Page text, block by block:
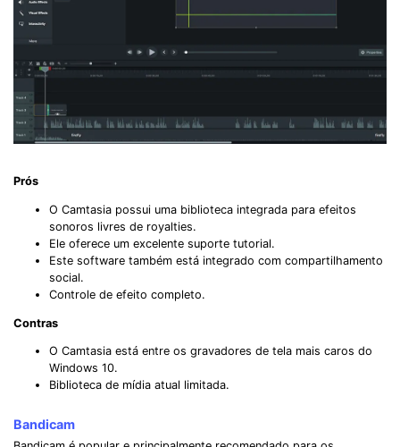
Prós
O Camtasia possui uma biblioteca integrada para efeitos
sonoros livres de royalties.
Ele oferece um excelente suporte tutorial.
Este software também está integrado com compartilhamento
social.
Controle de efeito completo.
Contras
O Camtasia está entre os gravadores de tela mais caros do
Windows 10.
Biblioteca de mídia atual limitada.
Bandicam